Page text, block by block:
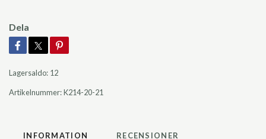
Dela
Lagersaldo: 12
Artikelnummer:K214-20-21
INFORMATION RECENSIONER